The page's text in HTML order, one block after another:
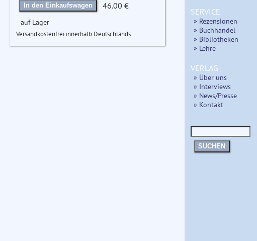
In den Einkaufswagen 46.00 €
auf Lager
Versandkostenfrei innerhalb Deutschlands
SERVICE
» Rezensionen
» Buchhandel
» Bibliotheken
» Lehre
VERLAG
» Über uns
» Interviews
» News/Presse
» Kontakt
SUCHEN